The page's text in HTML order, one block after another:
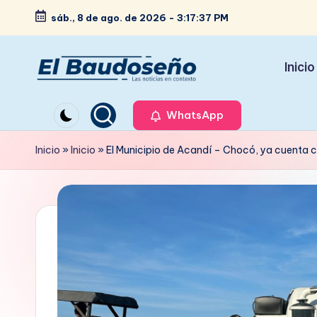
Saltar
contenido
sáb., 8 de ago. de 2026 - 3:17:39 PM
e
ri
d
noticias
en
contexto
Inicio
WhatsApp
Inicio »Inicio »El Municipio de Acandí – Chocó, ya cuenta